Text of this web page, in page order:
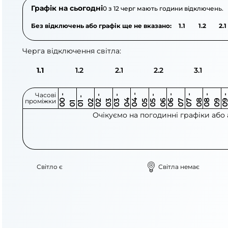
Графік на сьогодні0 з 12 черг мають години відключень.
Без відключень або графік ще не вказано: 1.1 1.2 2.1
Черга відключення світла:
1.1 1.2 2.1 2.2 3.1
Часові
проміжки 0
0
-
0 1 0
1
-
0 2 0 2
-
0 3 0 3
-
0 4 0 4
-
0 5 0 5
-
0 6 0 6
-
0 7 0 7
-
0 8 0 8
-
0 9 0
9
-
1
Очікуємо на погодинні графіки
Світло є Світла немає